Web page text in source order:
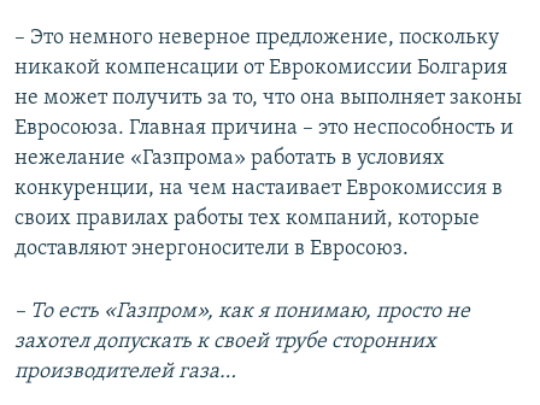
– Это немного неверное предложение, поскольку
никакой компенсации от Еврокомиссии Болгария
не может получить за то, что она выполняет законы
Евросоюза. Главная причина – это неспособность и
нежелание «Газпрома» работать в условиях
конкуренции, на чем настаивает Еврокомиссия в
своих правилах работы тех компаний, которые
доставляют энергоносители в Евросоюз.
– То есть «Газпром», как я понимаю, просто не
захотел допускать к своей трубе сторонних
производителей газа…